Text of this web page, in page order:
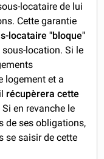
locataire de lui
Cette garantie
locataire "bloque"
location. Si le
logement et a
récupèrera cette
Si en revanche le
de ses obligations,
se saisir de cette